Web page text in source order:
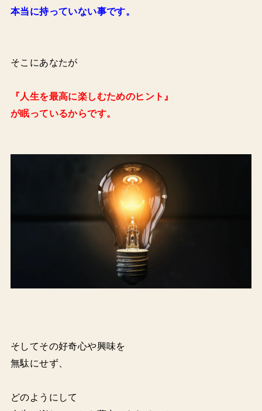
本当に持っていない事です。
そこにあなたが
『人生を最高に楽しむためのヒント』
が眠っているからです。
そしてその好奇心や興味を
無駄にせず、
どのようにして